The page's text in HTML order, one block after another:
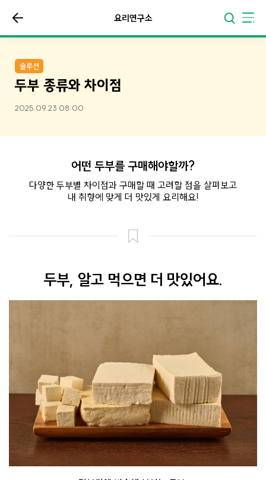
요리연구소
솔루션
두부 종류와 차이점
2025.09.23 08:00
어떤 두부를 구매해야할까?
다양한 두부별 차이점과 구매할 때 고려할 점을 살펴보고
내 취향에 맞게 더 맛있게 요리해요!
두부, 알고 먹으면 더 맛있어요.